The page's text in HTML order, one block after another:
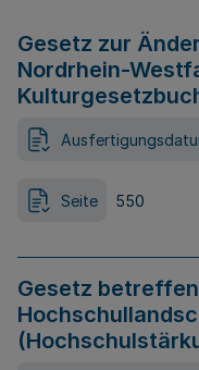
Gesetz zur
Nordrhein-
Seite 550
Gesetz